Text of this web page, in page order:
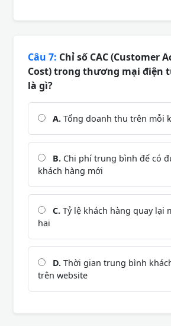
Câu 7: Chỉ số CAC (Customer
Cost) trong thương mại điện
là gì?
A. Tổng doanh thu trên mỗi
B. Chi phí trung bình để có
khách hàng mới
C. Tỷ lệ khách hàng quay lại
hai
D. Thời gian trung bình
trên website